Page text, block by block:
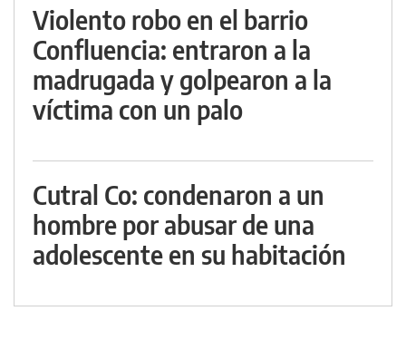
Violento robo en el barrio
Confluencia: entraron a la
madrugada y golpearon a la
víctima con un palo
Cutral Co: condenaron a un
hombre por abusar de una
adolescente en su habitación